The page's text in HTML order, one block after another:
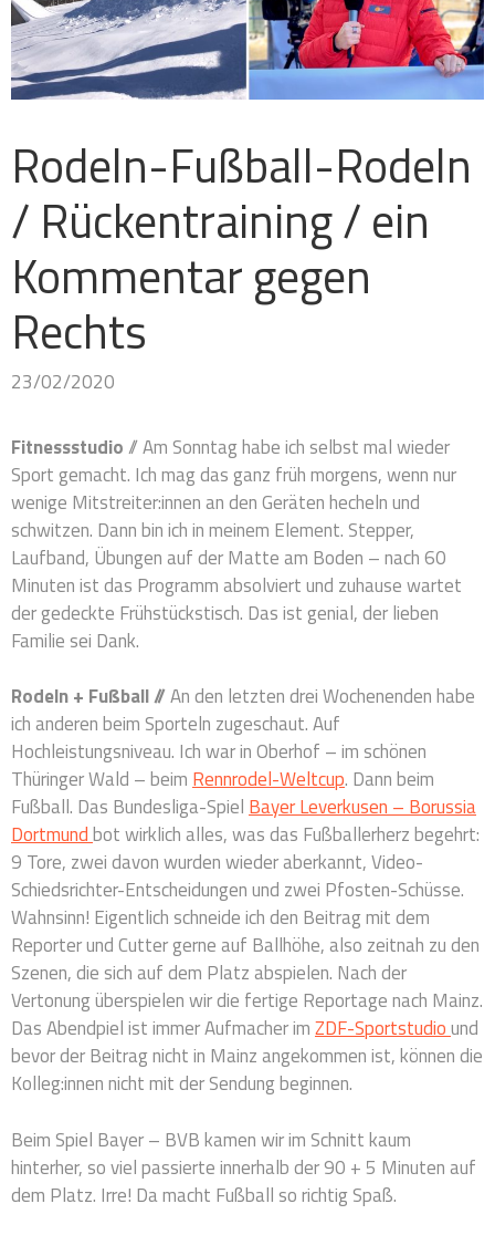
Rodeln-Fußball-Rodeln
/ Rückentraining / ein
Kommentar gegen
Rechts
23/02/2020
Fitnessstudio// Am Sonntag habe ich selbst mal wieder
Sport gemacht. Ich mag das ganz früh morgens, wenn nur
wenige Mitstreiter:innen an den Geräten hecheln und
schwitzen. Dann bin ich in meinem Element. Stepper,
Laufband, Übungen auf der Matte am Boden – nach 60
Minuten ist das Programm absolviert und zuhause wartet
der gedeckte Frühstückstisch. Das ist genial, der lieben
Familie sei Dank.
Rodeln+ Fußball //An den letzten drei Wochenenden habe
ich anderen beim Sporteln zugeschaut. Auf
Hochleistungsniveau. Ich war in Oberhof – im schönen
Thüringer Wald – beim Rennrodel-Weltcup. Dann beim
Fußball. Das Bundesliga-Spiel Bayer Leverkusen – Borussia
Dortmundbot wirklich alles, was das Fußballerherz begehrt:
9 Tore, zwei davon wurden wieder aberkannt, Video-
Schiedsrichter-Entscheidungen und zwei Pfosten-Schüsse.
Wahnsinn! Eigentlich schneide ich den Beitrag mit dem
Reporter und Cutter gerne auf Ballhöhe, also zeitnah zu den
Szenen, die sich auf dem Platz abspielen. Nach der
Vertonung überspielen wir die fertige Reportage nach Mainz.
Das Abendpiel ist immer Aufmacher imZDF-Sportstudiound
bevor der Beitrag nicht in Mainz angekommen ist, können die
Kolleg:innen nicht mit der Sendung beginnen.
Beim Spiel Bayer – BVB kamen wir im Schnitt kaum
hinterher, so viel passierte innerhalb der 90 + 5 Minuten auf
dem Platz. Irre! Da macht Fußball so richtig Spaß.